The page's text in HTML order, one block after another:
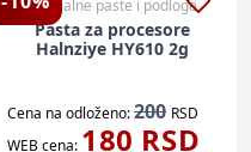
Termalne paste i podloge
Pasta za procesore
Halnziye HY610 2g
Cena na odloženo:200 RSD
WEB cena: 180 RSD